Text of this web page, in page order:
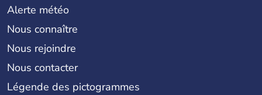
Alerte météo
Nous connaître
Nous rejoindre
Nous contacter
Légende des pictogrammes